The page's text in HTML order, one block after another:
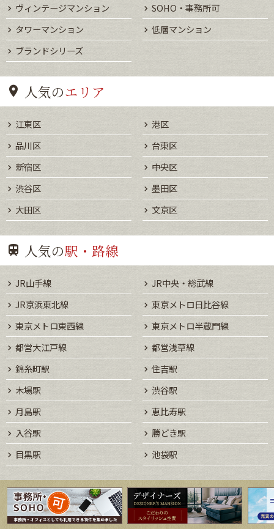
ヴィンテージマンション
SOHO・事務所可
タワーマンション
低層マンション
ブランドシリーズ
人気のエリア
江東区
港区
品川区
台東区
新宿区
中央区
渋谷区
墨田区
大田区
文京区
人気の駅・路線
JR山手線
JR中央・総武線
JR京浜東北線
東京メトロ日比谷線
東京メトロ東西線
東京メトロ半蔵門線
都営大江戸線
都営浅草線
錦糸町駅
住吉駅
木場駅
渋谷駅
月島駅
恵比寿駅
入谷駅
勝どき駅
目黒駅
池袋駅